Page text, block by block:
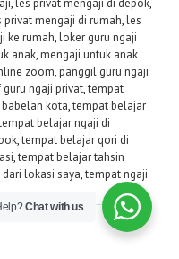
,les privat mengaji di depok,
privat mengaji di rumah,les
ke rumah,loker guru ngaji
anak,mengaji untuk anak
zoom,panggil guru ngaji
guru ngaji privat,tempat
kota,tempat belajar
belajar ngaji di
,tempat belajar qori di
,tempat belajar tahsin
lokasi saya,tempat ngaji
Chat with us